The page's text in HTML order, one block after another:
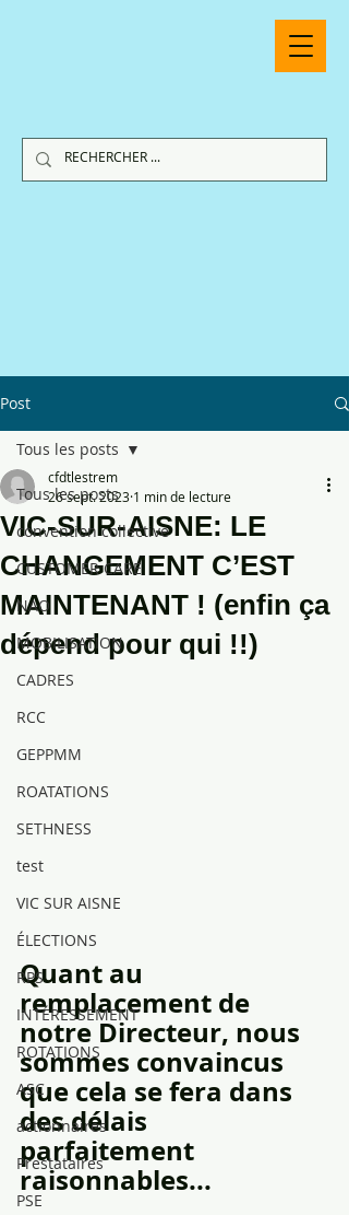
Post
Tous les posts
convention collective
CUSTOMER CARE
NAO
MOBILISATION
CADRES
RCC
GEPPMM
ROATATIONS
SETHNESS
test
VIC SUR AISNE
ÉLECTIONS
RPS
INTÉRESSEMENT
ROTATIONS
ASC
actionnaires
Prestataires
PSE
Tous les posts
VIC-SUR-AISNE: LE
CHANGEMENT C’EST
MAINTENANT ! (enfin ça
dépend pour qui !!)
cfdtlestrem
26 sept. 2023 1 min de lecture
Quant au
remplacement de
notre Directeur, nous
sommes convaincus
que cela se fera dans
des délais
parfaitement
raisonnables...